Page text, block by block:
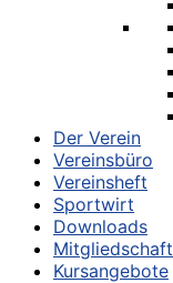
Der Verein
Vereinsbüro
Vereinsheft
Sportwirt
Downloads
Mitgliedschaft
Kursangebote